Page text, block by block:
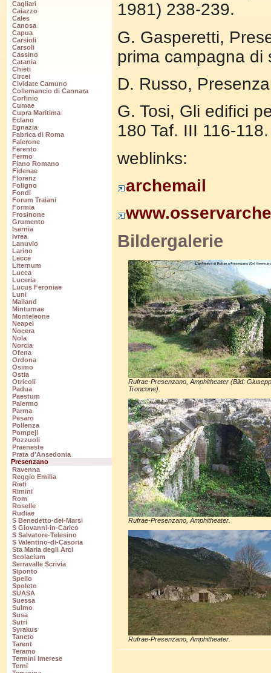
Cagliari
Caiazzo
Cales
Canosa
Capua
Carsioli
Carsoli
Cassino
Catania
Chieti
Circei
Cividate Camuno
Collemancio di Cannara
Corfinio
Cumae
Cupra Maritima
Eclano
Egnazia
Fabrica di Roma
Falerone
Ferento
Fermo
Fiano Romano
Fidenae
Florenz
Foligno
Fondi
Forum Traiani
Formia
Frosinone
Grumento
Isernia
Ivrea
Lanuvio
Larino
Lecce
Liternum
Lucca
Luceria
Lucus Feroniae
Luni
Mailand
Minturnae
Monteleone
Neapel
Nocera
Nola
Norcia
Ofena
Ordona
Osimo
Ostia
Otricoli
Padua
Paestum
Palermo
Parma
Pesaro
Pollenza
Pompeji
Pozzuoli
Praeneste
Prata d'Ansedonia
Presenzano
Ravenna
Reggio Emilia
Rieti
Rimini
Rom
Roselle
Rudiae
S Benedetto-dei-Marsi
S Giovanni-in-Carico
S Salvatore-Telesino
S Valentino-di-Casoria
Sta Maria degli Arci
Scolacium
Serravalle Scrivia
Siponto
Spello
Spoleto
SUASA
Suessa
Sulmo
Susa
Sutri
Syrakus
Taneto
Tarent
Teramo
Termini Imerese
Terni
1981) 238-239.
G. Gasperetti,
prima campagna di
D. Russo,
G. Tosi, Gli edifici
180 Taf. III 116-118.
weblinks:
archemail
Bildergalerie
Rufrae-Presenzano, Amphitheater (Bild:
Troncone).
Rufrae-Presenzano, Amphitheater.
Rufrae-Presenzano, Amphitheater.